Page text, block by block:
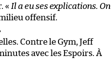
« Il a eu ses explications. On
offensif.
Contre le Gym, Jeff
avec les Espoirs. À